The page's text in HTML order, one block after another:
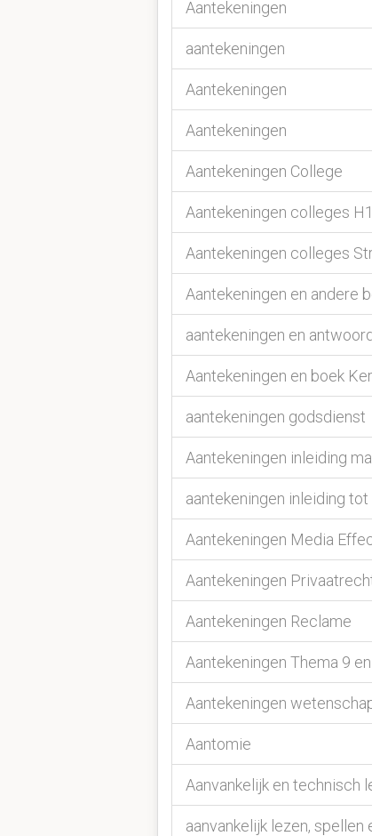
Aantekeningen
aantekeningen
Aantekeningen
Aantekeningen
Aantekeningen College
Aantekeningen colleges H1
Aantekeningen colleges
Aantekeningen en andere
aantekeningen en
Aantekeningen en boek
aantekeningen godsdienst
Aantekeningen inleiding
aantekeningen inleiding
Aantekeningen Media
Aantekeningen
Aantekeningen Reclame
Aantekeningen Thema 9
Aantekeningen
Aantomie
Aanvankelijk en technisch
aanvankelijk lezen, spellen